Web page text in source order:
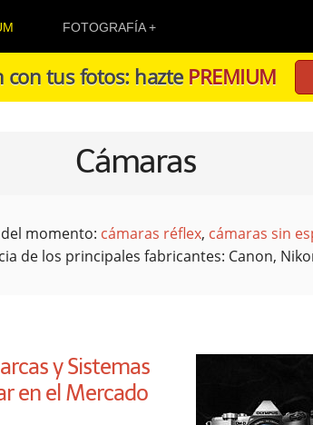
FOTOGRAFÍA
tus fotos: hazte PREMIUM
Cámaras
momento: cámaras réflex, cámaras sin
de los principales fabricantes: Canon,
y Sistemas
en el Mercado